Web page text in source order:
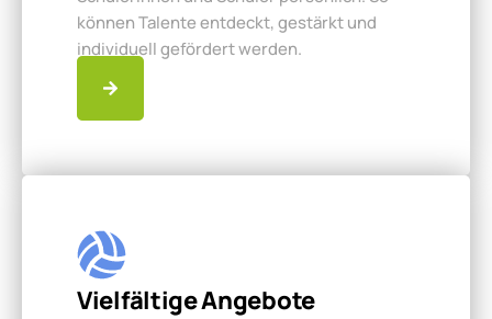
können Talente entdeckt, gestärkt und
individuell gefördert werden.
Vielfältige Angebote